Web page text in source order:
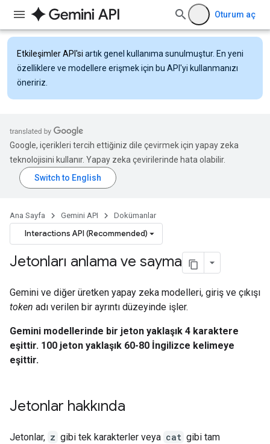
Oturum aç
Etkileşimler API'si artık genel kullanıma sunulmuştur. En yeni
özelliklere ve modellere erişmek için bu API'yi kullanmanızı
öneririz.
Google, içerikleri tercih ettiğiniz dile çevirmek için yapay zeka
teknolojisini kullanır. Yapay zeka çevirilerinde hata olabilir.
Ana Sayfa Gemini API Dokümanlar
Interactions API (Recommended)
Jetonları anlama ve sayma
Gemini ve diğer üretken yapay zeka modelleri, giriş ve çıkışı
token adı verilen bir ayrıntı düzeyinde işler.
Gemini modellerinde bir jeton yaklaşık 4 karaktere
eşittir. 100 jeton yaklaşık 60-80 İngilizce kelimeye
eşittir.
Jetonlar hakkında
Jetonlar, z gibi tek karakterler veya cat gibi tam